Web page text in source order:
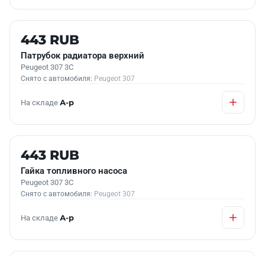
Б/У В НАЛИЧИИ
443 RUB
Патрубок радиатора верхний
Peugeot 307 3C
Снято с автомобиля: Peugeot 307
На складе А-р
Б/У В НАЛИЧИИ
443 RUB
Гайка топливного насоса
Peugeot 307 3C
Снято с автомобиля: Peugeot 307
На складе А-р